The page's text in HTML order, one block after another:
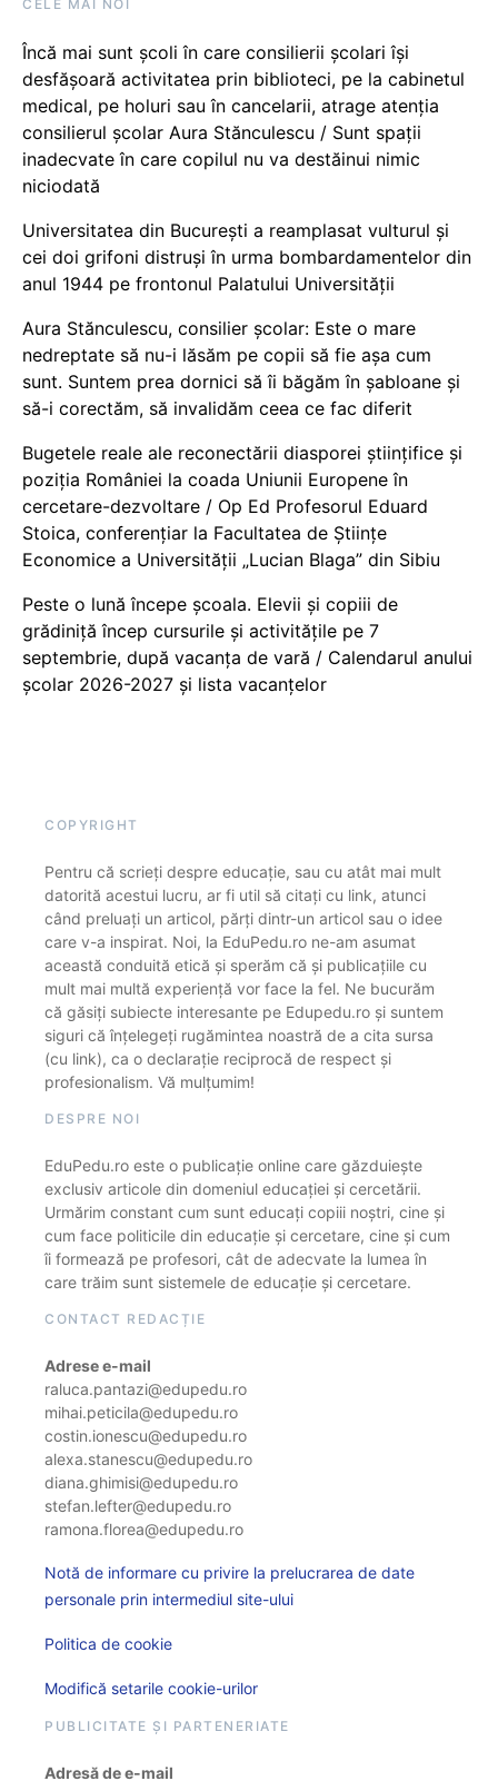
CELE MAI NOI
Încă mai sunt școli în care consilierii școlari își
desfășoară activitatea prin biblioteci, pe la cabinetul
medical, pe holuri sau în cancelarii, atrage atenția
consilierul școlar Aura Stănculescu / Sunt spații
inadecvate în care copilul nu va destăinui nimic
niciodată
Universitatea din București a reamplasat vulturul și
cei doi grifoni distruși în urma bombardamentelor din
anul 1944 pe frontonul Palatului Universității
Aura Stănculescu, consilier școlar: Este o mare
nedreptate să nu-i lăsăm pe copii să fie așa cum
sunt. Suntem prea dornici să îi băgăm în șabloane și
să-i corectăm, să invalidăm ceea ce fac diferit
Bugetele reale ale reconectării diasporei științifice și
poziția României la coada Uniunii Europene în
cercetare-dezvoltare / Op Ed Profesorul Eduard
Stoica, conferențiar la Facultatea de Științe
Economice a Universității „Lucian Blaga” din Sibiu
Peste o lună începe școala. Elevii și copiii de
grădiniță încep cursurile și activitățile pe 7
septembrie, după vacanța de vară / Calendarul anului
școlar 2026-2027 și lista vacanțelor
COPYRIGHT
Pentru că scrieți despre educație, sau cu atât mai mult
datorită acestui lucru, ar fi util să citați cu link, atunci
când preluați un articol, părți dintr-un articol sau o idee
care v-a inspirat. Noi, la EduPedu.ro ne-am asumat
această conduită etică și sperăm că și publicațiile cu
mult mai multă experiență vor face la fel. Ne bucurăm
că găsiți subiecte interesante pe Edupedu.ro și suntem
siguri că înțelegeți rugămintea noastră de a cita sursa
(cu link), ca o declarație reciprocă de respect și
profesionalism. Vă mulțumim!
DESPRE NOI
EduPedu.ro este o publicație online care găzduiește
exclusiv articole din domeniul educației și cercetării.
Urmărim constant cum sunt educați copiii noștri, cine și
cum face politicile din educație și cercetare, cine și cum
îi formează pe profesori, cât de adecvate la lumea în
care trăim sunt sistemele de educație și cercetare.
CONTACT REDACȚIE
Adrese e-mail
raluca.pantazi@edupedu.ro
mihai.peticila@edupedu.ro
costin.ionescu@edupedu.ro
alexa.stanescu@edupedu.ro
diana.ghimisi@edupedu.ro
stefan.lefter@edupedu.ro
ramona.florea@edupedu.ro
Notă de informare cu privire la prelucrarea de date
personale prin intermediul site-ului
Politica de cookie
Modifică setarile cookie-urilor
PUBLICITATE ȘI PARTENERIATE
Adresă de e-mail